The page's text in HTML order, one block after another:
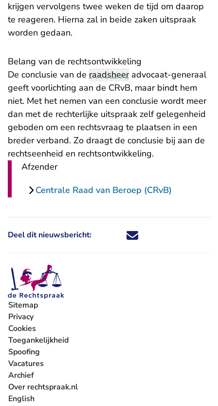
krijgen vervolgens twee weken de tijd om daarop
te reageren. Hierna zal in beide zaken uitspraak
worden gedaan.
Belang van de rechtsontwikkeling
De conclusie van de raadsheeradvocaat-generaal
geeft voorlichting aan de CRvB, maar bindt hem
niet. Met het nemen van een conclusie wordt meer
dan met de rechterlijke uitspraak zelf gelegenheid
geboden om een rechtsvraag te plaatsen in een
breder verband. Zo draagt de conclusie bij aan de
rechtseenheid en rechtsontwikkeling.
Afzender
Centrale Raad van Beroep (CRvB)
Deel dit nieuwsbericht: Deel dit nieuwsbericht via X -
Deel dit nieuwsbericht via
Deel dit nieuwsbericht
Deel dit
Sitemap
Privacy
Cookies
Toegankelijkheid
Spoofing
Vacatures
- U verlaat Rechtspraak.nl
Archief
Over rechtspraak.nl
English